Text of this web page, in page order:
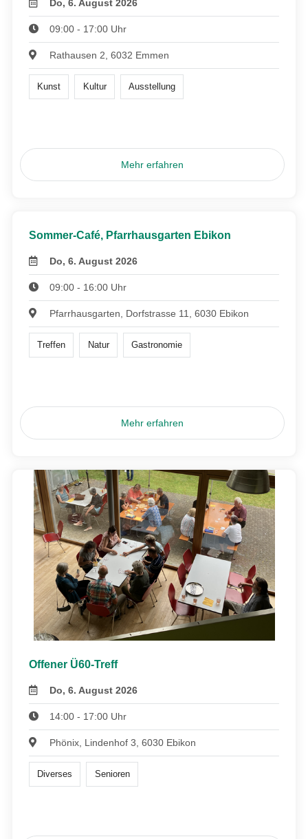
Do, 6. August 2026
09:00 - 17:00 Uhr
Rathausen 2, 6032 Emmen
Kunst Kultur Ausstellung
Mehr erfahren
Sommer-Café, Pfarrhausgarten Ebikon
Do, 6. August 2026
09:00 - 16:00 Uhr
Pfarrhausgarten, Dorfstrasse 11, 6030 Ebikon
Treffen Natur Gastronomie
Mehr erfahren
Offener Ü60-Treff
Do, 6. August 2026
14:00 - 17:00 Uhr
Phönix, Lindenhof 3, 6030 Ebikon
Diverses Senioren